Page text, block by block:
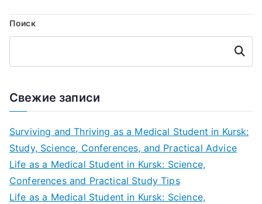
записям
Поиск
Поиск
Свежие записи
Surviving and Thriving as a Medical Student in Kursk:
Study, Science, Conferences, and Practical Advice
Life as a Medical Student in Kursk: Science,
Conferences and Practical Study Tips
Life as a Medical Student in Kursk: Science,